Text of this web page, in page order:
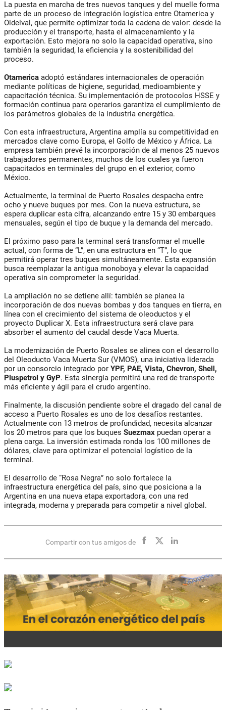
La puesta en marcha de tres nuevos tanques y del muelle forma
parte de un proceso de integración logística entre Otamerica y
Oldelval, que permite optimizar toda la cadena de valor: desde la
producción y el transporte, hasta el almacenamiento y la
exportación. Esto mejora no solo la capacidad operativa, sino
también la seguridad, la eficiencia y la sostenibilidad del
proceso.
Otamerica adoptó estándares internacionales de operación
mediante políticas de higiene, seguridad, medioambiente y
capacitación técnica. Su implementación de protocolos HSSE y
formación continua para operarios garantiza el cumplimiento de
los parámetros globales de la industria energética.
Con esta infraestructura, Argentina amplía su competitividad en
mercados clave como Europa, el Golfo de México y África. La
empresa también prevé la incorporación de al menos 25 nuevos
trabajadores permanentes, muchos de los cuales ya fueron
capacitados en terminales del grupo en el exterior, como
México.
Actualmente, la terminal de Puerto Rosales despacha entre
ocho y nueve buques por mes. Con la nueva estructura, se
espera duplicar esta cifra, alcanzando entre 15 y 30 embarques
mensuales, según el tipo de buque y la demanda del mercado.
El próximo paso para la terminal será transformar el muelle
actual, con forma de “L”, en una estructura en “T”, lo que
permitirá operar tres buques simultáneamente. Esta expansión
busca reemplazar la antigua monoboya y elevar la capacidad
operativa sin comprometer la seguridad.
La ampliación no se detiene allí: también se planea la
incorporación de dos nuevas bombas y dos tanques en tierra, en
línea con el crecimiento del sistema de oleoductos y el
proyecto Duplicar X. Esta infraestructura será clave para
absorber el aumento del caudal desde Vaca Muerta.
La modernización de Puerto Rosales se alinea con el desarrollo
del Oleoducto Vaca Muerta Sur (VMOS), una iniciativa liderada
por un consorcio integrado por YPF, PAE, Vista, Chevron, Shell,
Pluspetrol y GyP. Esta sinergia permitirá una red de transporte
más eficiente y ágil para el crudo argentino.
Finalmente, la discusión pendiente sobre el dragado del canal de
acceso a Puerto Rosales es uno de los desafíos restantes.
Actualmente con 13 metros de profundidad, necesita alcanzar
los 20 metros para que los buques Suezmax puedan operar a
plena carga. La inversión estimada ronda los 100 millones de
dólares, clave para optimizar el potencial logístico de la
terminal.
El desarrollo de “Rosa Negra” no solo fortalece la
infraestructura energética del país, sino que posiciona a la
Argentina en una nueva etapa exportadora, con una red
integrada, moderna y preparada para competir a nivel global.
Compartir con tus amigos de